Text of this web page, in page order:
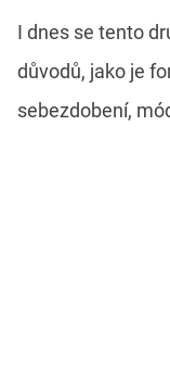
I dnes se tento
důvodů, jako je
sebezdobení,